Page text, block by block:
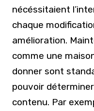
nécéssitaient
chaque
amélioration.
comme une
donner sont
pouvoir
contenu. Par